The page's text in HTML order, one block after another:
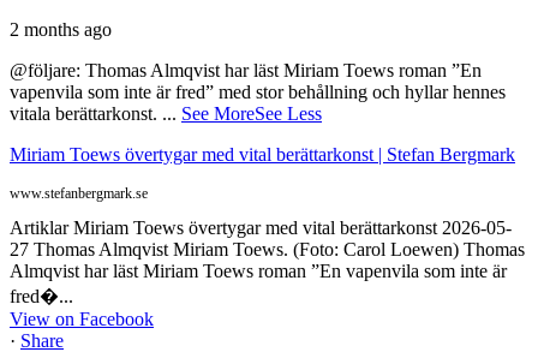
2 months ago
@följare: Thomas Almqvist har läst Miriam Toews roman ”En
vapenvila som inte är fred” med stor behållning och hyllar hennes
vitala berättarkonst. ... See MoreSee Less
Miriam Toews övertygar med vital berättarkonst | Stefan Bergmark
www.stefanbergmark.se
Artiklar Miriam Toews övertygar med vital berättarkonst 2026-05-
27 Thomas Almqvist Miriam Toews. (Foto: Carol Loewen) Thomas
Almqvist har läst Miriam Toews roman ”En vapenvila som inte är
fred�...
View on Facebook
· Share